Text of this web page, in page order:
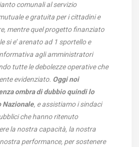
comunali al servizio
e gratuita per i cittadini e
mentre quel progetto finanziato
si e’ arenato ad 1 sportello e
agli amministratori
tutte le debolezze operative che
evidenziato. Oggi noi
ombra di dubbio quindi lo
Nazionale, e assistiamo i sindaci
che hanno ritenuto
la nostra capacità, la nostra
performance, per sostenere